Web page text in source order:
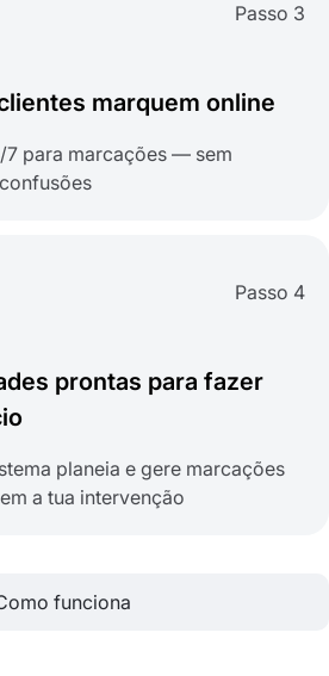
Passo 3
marquem online
para marcações — sem
Passo 4
prontas para fazer
planeia e gere marcações
a tua intervenção
funciona